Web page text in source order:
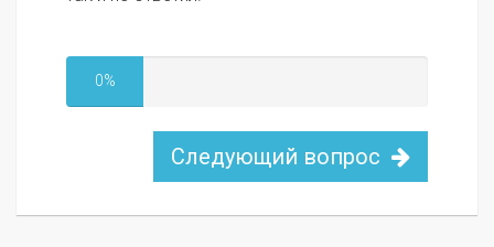
0%
Следующий вопрос